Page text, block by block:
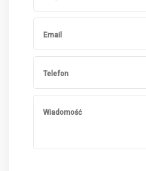
Email
Telefon
Wiadomość